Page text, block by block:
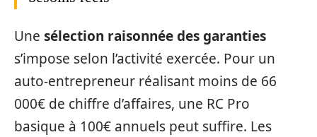
Une sélection raisonnée des garanties
s’impose selon l’activité exercée. Pour un
auto-entrepreneur réalisant moins de 66
000€ de chiffre d’affaires, une RC Pro
basique à 100€ annuels peut suffire. Les